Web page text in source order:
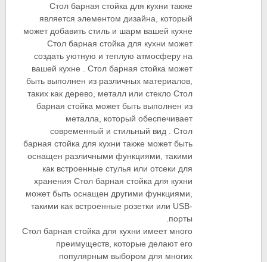
Стол барная стойка для кухни также
является элементом дизайна, который
может добавить стиль и шарм вашей кухне
Стол барная стойка для кухни может
создать уютную и теплую атмосферу на
вашей кухне . Стол барная стойка может
быть выполнен из различных материалов,
таких как дерево, металл или стекло Стол
барная стойка может быть выполнен из
металла, который обеспечивает
современный и стильный вид . Стол
барная стойка для кухни также может быть
оснащен различными функциями, такими
как встроенные стулья или отсеки для
хранения Стол барная стойка для кухни
может быть оснащен другими функциями,
такими как встроенные розетки или USB-
порты.
Стол барная стойка для кухни имеет много
преимуществ, которые делают его
популярным выбором для многих